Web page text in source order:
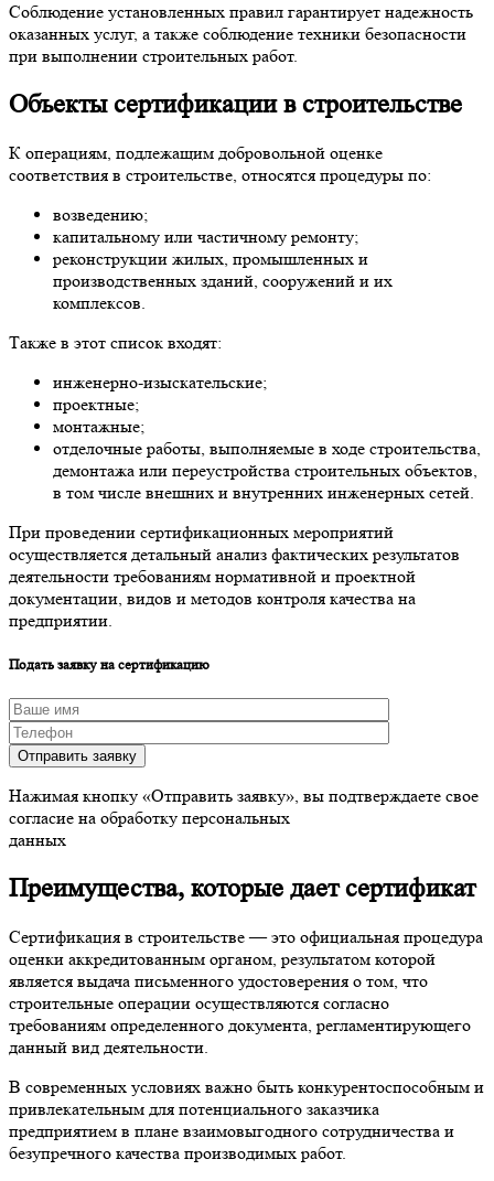
Соблюдение установленных правил гарантирует надежность
оказанных услуг, а также соблюдение техники безопасности
при выполнении строительных работ.
Объекты сертификации в строительстве
К операциям, подлежащим добровольной оценке
соответствия в строительстве, относятся процедуры по:
возведению;
капитальному или частичному ремонту;
реконструкции жилых, промышленных и
производственных зданий, сооружений и их
комплексов.
Также в этот список входят:
инженерно-изыскательские;
проектные;
монтажные;
отделочные работы, выполняемые в ходе строительства,
демонтажа или переустройства строительных объектов,
в том числе внешних и внутренних инженерных сетей.
При проведении сертификационных мероприятий
осуществляется детальный анализ фактических результатов
деятельности требованиям нормативной и проектной
документации, видов и методов контроля качества на
предприятии.
Подать заявку на сертификацию
Отправить заявку
Нажимая кнопку «Отправить заявку», вы подтверждаете свое
согласие на обработку персональных
данных
Преимущества, которые дает сертификат
Сертификация в строительстве — это официальная процедура
оценки аккредитованным органом, результатом которой
является выдача письменного удостоверения о том, что
строительные операции осуществляются согласно
требованиям определенного документа, регламентирующего
данный вид деятельности.
В современных условиях важно быть конкурентоспособным и
привлекательным для потенциального заказчика
предприятием в плане взаимовыгодного сотрудничества и
безупречного качества производимых работ.